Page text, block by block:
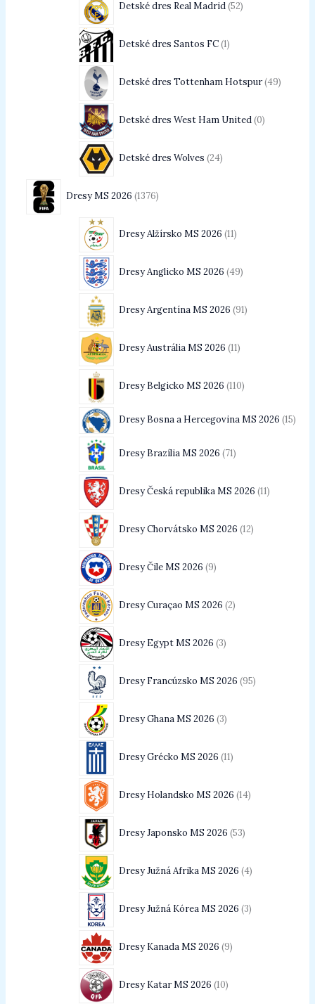
Detské dres Real Madrid 52
Detské dres Santos FC 1
Detské dres Tottenham Hotspur 49
Detské dres West Ham United 0
Detské dres Wolves 24
Dresy MS 2026 1376
Dresy Alžírsko MS 2026 11
Dresy Anglicko MS 2026 49
Dresy Argentína MS 2026 91
Dresy Austrália MS 2026 11
Dresy Belgicko MS 2026 110
Dresy Bosna a Hercegovina MS 2026 15
Dresy Brazília MS 2026 71
Dresy Česká republika MS 2026 11
Dresy Chorvátsko MS 2026 12
Dresy Čile MS 2026 9
Dresy Curaçao MS 2026 2
Dresy Egypt MS 2026 3
Dresy Francúzsko MS 2026 95
Dresy Ghana MS 2026 3
Dresy Grécko MS 2026 11
Dresy Holandsko MS 2026 14
Dresy Japonsko MS 2026 53
Dresy Južná Afrika MS 2026 4
Dresy Južná Kórea MS 2026 3
Dresy Kanada MS 2026 9
Dresy Katar MS 2026 10